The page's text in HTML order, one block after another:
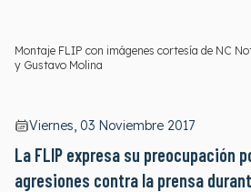
Montaje FLIP con imágenes cortesía de NC
y Gustavo Molina
Viernes, 03 Noviembre 2017
La FLIP expresa su preocupación
agresiones contra la prensa